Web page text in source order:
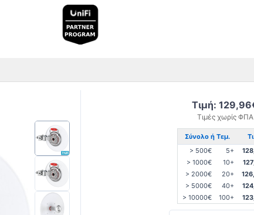
Τιμή:
Τιμές χωρίς ΦΠΑ
Σύνολο ή Τεμ.
> 500€
5+
> 1000€
10+
> 2000€
20+
> 5000€
40+
> 10000€
100+